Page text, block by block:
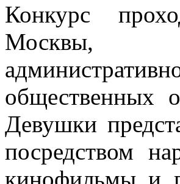
Конкурс
Москвы,
общественных
Девушки
посредством
кинофильмы и